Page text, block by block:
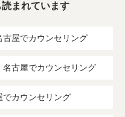
まれています
屋でカウンセリング
古屋でカウンセリング
カウンセリング